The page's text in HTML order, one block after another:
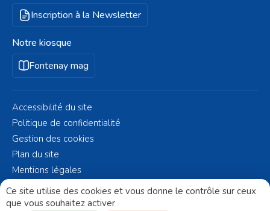
Inscription à la Newsletter
Notre kiosque
Fontenay mag
Mentions légales
Accessibilité du site
Politique de confidentialité
Gestion des cookies
Plan du site
© Fontenay-aux-Roses 2023 - Réalisé par Altelis
Ce site utilise des cookies et vous donne le contrôle sur ceux
que vous souhaitez activer